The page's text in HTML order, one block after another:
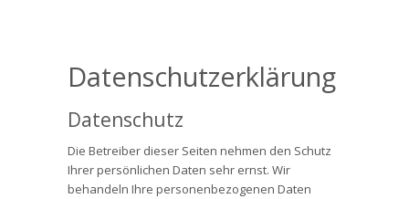
Datenschutzerklärung
Datenschutz
Die Betreiber dieser Seiten nehmen den Schutz
Ihrer persönlichen Daten sehr ernst. Wir
behandeln Ihre personenbezogenen Daten